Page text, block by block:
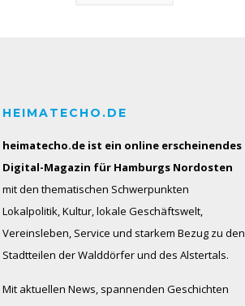
HEIMATECHO.DE
heimatecho.de ist ein online erscheinendes
Digital-Magazin für Hamburgs Nordosten
mit den thematischen Schwerpunkten
Lokalpolitik, Kultur, lokale Geschäftswelt,
Vereinsleben, Service und starkem Bezug zu den
Stadtteilen der Walddörfer und des Alstertals.
Mit aktuellen News, spannenden Geschichten